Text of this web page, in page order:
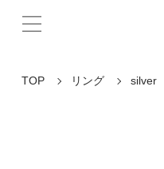
TOP リング silver